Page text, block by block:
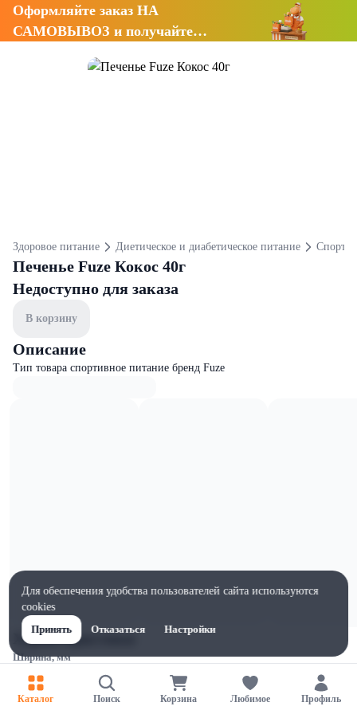
Оформляйте заказ НА
САМОВЫВОЗ и получайте
Здоровое питание Диетическое и диабетическое питание
Печенье Fuze Кокос 40г
Недоступно для заказа
В корзину
Описание
Тип товара спортивное питание бренд Fuze
Характеристики
Ширина, мм
100
Высота, мм
Каталог Поиск Корзина Любимое Профиль
Для обеспечения удобства пользователей сайта используются
cookies
Принять
Отказаться Настройки